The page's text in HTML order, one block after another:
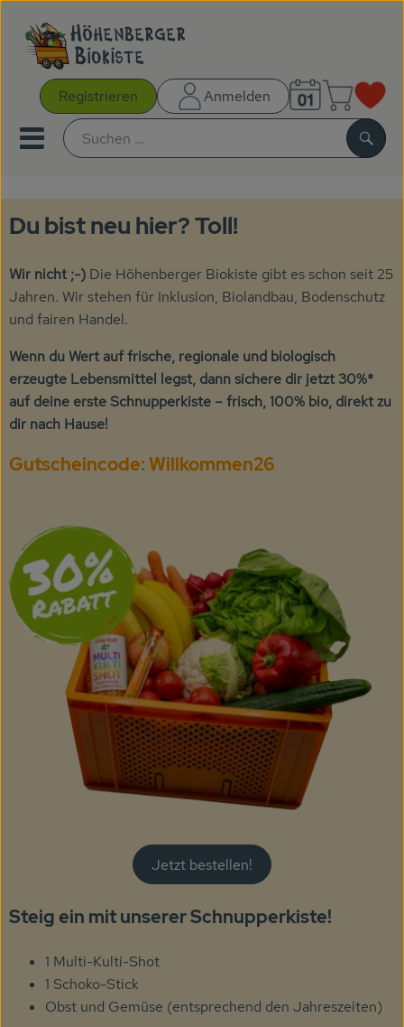
Registrieren Anmelden
Mobiles Menu öffnen oder
Gutscheine
AKTIONEN
BIOKISTEN
KARUSSELLE
Gutes aus Höhenberg
Obst & Gemüse
Bäckerei
Kühlregal
Tiefkühlprodukte
Feinkost
Süßes & Snacks
Naturkost
Garten
Saatgut
Du bist neu hier? Toll!
Wir nicht ;-) Die Höhenberger Biokiste gibt es schon seit 25
Jahren. Wir stehen für Inklusion, Biolandbau, Bodenschutz
und fairen Handel.
Wenn du Wert auf frische, regionale und biologisch
erzeugte Lebensmittel legst, dann sichere dir jetzt 30%*
auf deine erste Schnupperkiste – frisch, 100% bio, direkt zu
dir nach Hause!
Gutscheincode: Willkommen26
Jetzt bestellen!
Steig ein mit unserer Schnupperkiste!
1 Multi-Kulti-Shot
1 Schoko-Stick
Obst und Gemüse (entsprechend den Jahreszeiten)